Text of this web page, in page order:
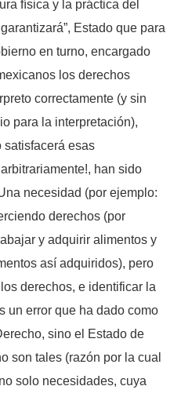
física y la práctica del
Estado que para
en turno, encargado
los derechos
correctamente (y sin
para la interpretación),
satisfacerá esas
han sido
necesidad (por ejemplo:
derechos (por
y adquirir alimentos y
así adquiridos), pero
derechos, e identificar la
un error que ha dado como
sino el Estado de
son tales (razón por la cual
solo necesidades, cuya